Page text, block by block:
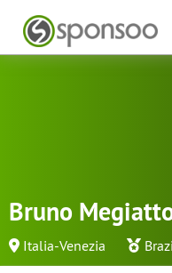
Bruno
Italia-Venezia